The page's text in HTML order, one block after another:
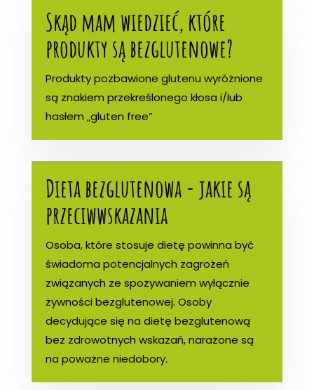
Skąd mam wiedzieć, które
produkty są bezglutenowe?
Produkty pozbawione glutenu wyróżnione
są znakiem przekreślonego kłosa i/lub
hasłem „gluten free”
Dieta bezglutenowa - jakie są
przeciwwskazania
Osoba, które stosuje dietę powinna być
świadoma potencjalnych zagrożeń
związanych ze spożywaniem wyłącznie
żywności bezglutenowej. Osoby
decydujące się na dietę bezglutenową
bez zdrowotnych wskazań, narażone są
na poważne niedobory.